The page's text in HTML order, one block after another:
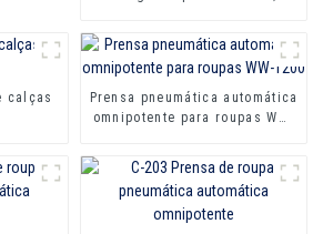
calças
Prensa pneumática automática
omnipotente para roupas WW-